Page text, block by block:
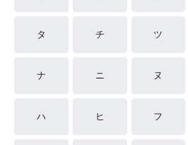
タ チ ツ
ナ ニ ヌ
ハ ヒ フ